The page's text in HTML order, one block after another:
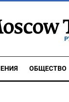
ОБЩЕСТВО